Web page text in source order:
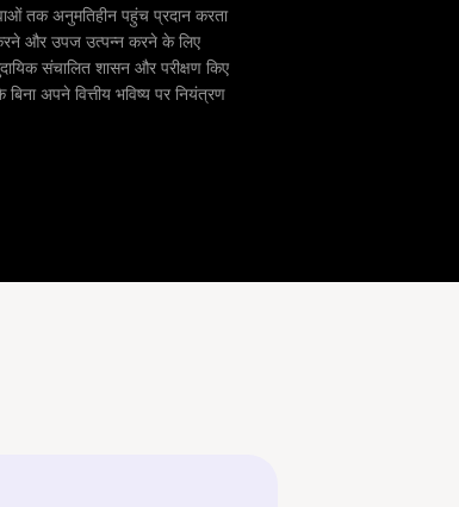
तक अनुमतिहीन पहुंच प्रदान करता
करने और उपज उत्पन्न करने के लिए
संचालित शासन और परीक्षण किए
अपने वित्तीय भविष्य पर नियंत्रण